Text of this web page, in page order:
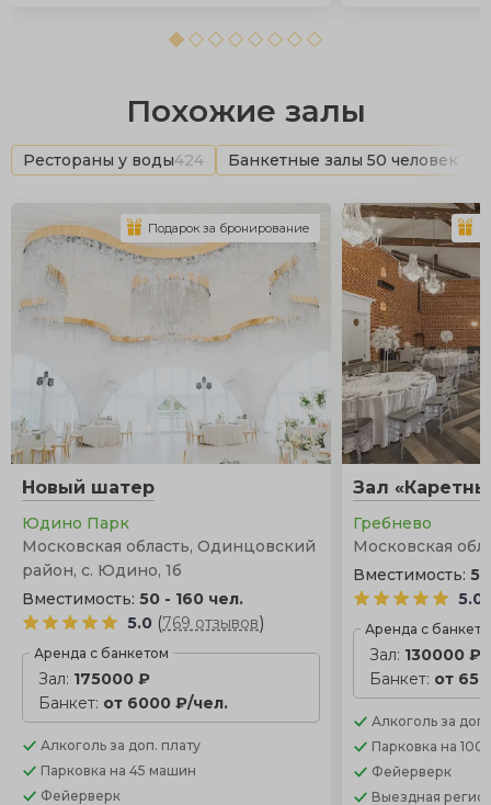
Похожие залы
Рестораны у воды424 Банкетные залы 50 человек
Новый шатер
Юдино Парк
Московская область, Одинцовский
район, с. Юдино, 1б
Вместимость: 50 - 160 чел.
5.0 (769 отзывов)
Аренда с банкетом
Зал: 175000 ₽
Банкет: от 6000 ₽/чел.
Алкоголь за доп. плату
Парковка на 45 машин
Фейерверк
Подарок за бронирование
Зал
Гребнево
Московская
Вместимость:
5.0
Аренда с
Зал: 130000 ₽
Банкет: от
Алкоголь за
Парковка на
Фейерверк
Выездная